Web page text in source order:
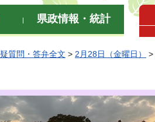
県政情報・統計
質問・答弁全文 > 2月28日（金曜日） >